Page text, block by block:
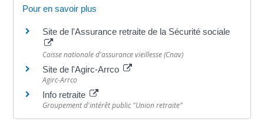
Pour en savoir plus
Site de l'Assurance retraite de la Sécurité sociale
Caisse nationale d'assurance vieillesse (Cnav)
Site de l'Agirc-Arrco
Agirc-Arrco
Info retraite
Groupement d'intérêt public "Union retraite"